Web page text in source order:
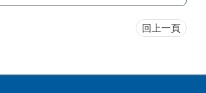
回上一頁